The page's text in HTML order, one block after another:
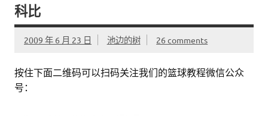
科比
2009 年 6 月 23 日 池边的树 26 comments
按住下面二维码可以扫码关注我们的篮球教程微信公众
号：